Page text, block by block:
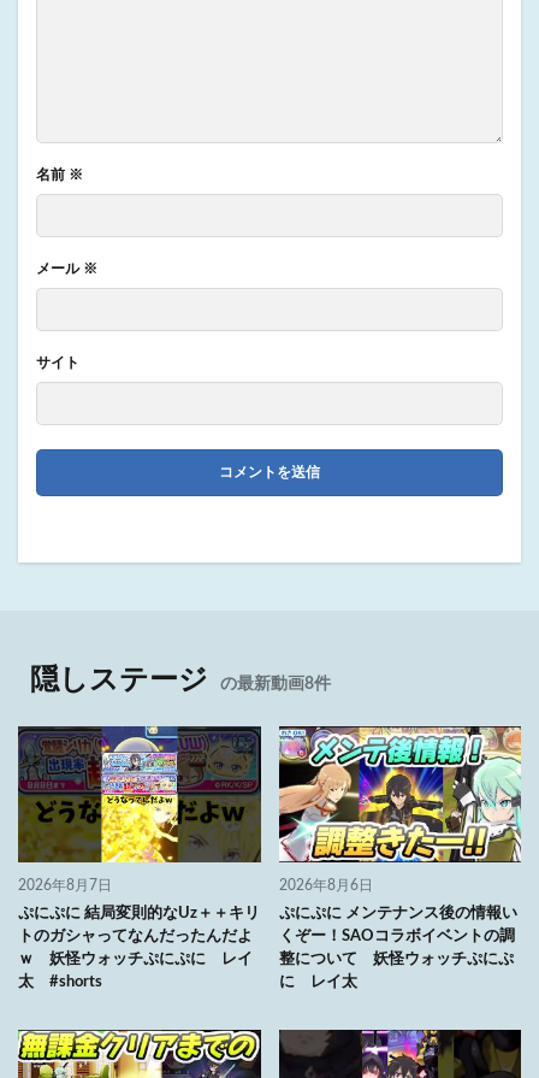
名前 ※
メール ※
サイト
隠しステージ の最新動画8件
2026年8月7日
ぷにぷに 結局変則的なUz＋＋キリ
トのガシャってなんだったんだよ
ｗ 妖怪ウォッチぷにぷに レイ
太 #shorts
2026年8月6日
ぷにぷに メンテナンス後の情報い
くぞー！SAOコラボイベントの調
整について 妖怪ウォッチぷにぷ
に レイ太